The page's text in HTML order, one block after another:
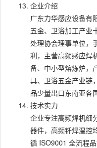
企业介绍
广东力华感应设备有
五金、卫浴加工产业
处理协会理事单位，
利，主营高频感应焊
备、中小型熔炼炉，
具、卫浴五金产业链
品少量出口东南亚各
技术实力
企业专注高频焊机细
器件，高频钎焊温控
循 ISO9001 全流程